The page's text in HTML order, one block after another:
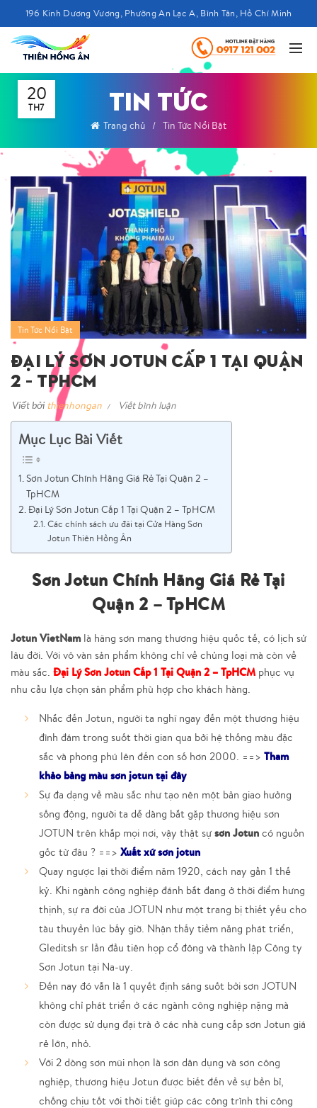
196 Kinh Dương Vương, Phường An Lạc A, Bình Tân, Hồ Chí Minh
TIN TỨC
Trang chủ Tin Tức Nổi Bật
20
TH7
Tin Tức Nổi Bật
Đại Lý Sơn Jotun Cấp 1 Tại Quận
2 – TpHCM
Viết bởi thienhongan Viết bình luận
Mục Lục Bài Viết
Sơn Jotun Chính Hãng Giá Rẻ Tại Quận 2 –
TpHCM
Đại Lý Sơn Jotun Cấp 1 Tại Quận 2 – TpHCM
Các chính sách ưu đãi tại Cửa Hàng Sơn
Jotun Thiên Hồng Ân
Sơn Jotun Chính Hãng Giá Rẻ Tại
Quận 2 – TpHCM
Jotun VietNamlà hãng sơn mang thương hiệu quốc tế, có lịch sử
lâu đời. Với vô vàn sản phẩm không chỉ về chủng loại mà còn về
màu sắc. Đại Lý Sơn Jotun Cấp 1 Tại Quận 2 – TpHCM phục vụ
nhu cầu lựa chọn sản phẩm phù hợp cho khách hàng.
Nhắc đến Jotun, người ta nghĩ ngay đến một thương hiệu
đình đám trong suốt thời gian qua bởi hệ thống màu đặc
sắc và phong phú lên đến con số hơn 2000. ==> Tham
khảo bảng màu sơn jotun tại đây
Sự đa dạng về màu sắc như tạo nên một bản giao hưởng
sống động, người ta dễ dàng bắt gặp thương hiệu sơn
JOTUN trên khắp mọi nơi, vậy thật sự sơn Jotun có nguồn
gốc từ đâu ? ==> Xuất xứ sơn jotun
Quay ngược lại thời điểm năm 1920, cách nay gần 1 thế
kỷ. Khi ngành công nghiệp đánh bắt đang ở thời điểm hưng
thịnh, sự ra đời của JOTUN như một trang bị thiết yếu cho
tàu thuyền lúc bấy giờ. Nhận thấy tiềm năng phát triển,
Gleditsh sr lần đầu tiên họp cổ đông và thành lập Công ty
Sơn Jotun tại Na-uy.
Đến nay đó vẫn là 1 quyết định sáng suốt bởi sơn JOTUN
không chỉ phát triển ở các ngành công nghiệp nặng mà
còn được sử dụng đại trà ở các nhà cung cấp sơn Jotun giá
rẻ lớn, nhỏ.
Với 2 dòng sơn mũi nhọn là sơn dân dụng và sơn công
nghiệp, thương hiệu Jotun được biết đến về sự bền bỉ,
chống chịu tốt với thời tiết giúp các công trình thi công